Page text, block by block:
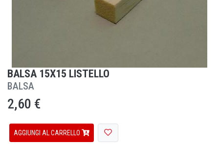
BALSA 15X15 LISTELLO
BALSA
2,60 €
AGGIUNGI AL CARRELLO